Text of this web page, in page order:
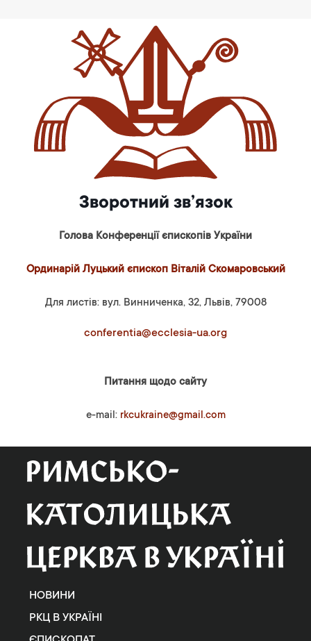
Зворотний зв’язок
Голова Конференції єпископів України
Ординарій Луцький єпископ Віталій Скомаровський
Для листів: вул. Винниченка, 32, Львів, 79008
conferentia@ecclesia-ua.org
Питання щодо сайту
e-mail: rkcukraine@gmail.com
НОВИНИ
РКЦ В УКРАЇНІ